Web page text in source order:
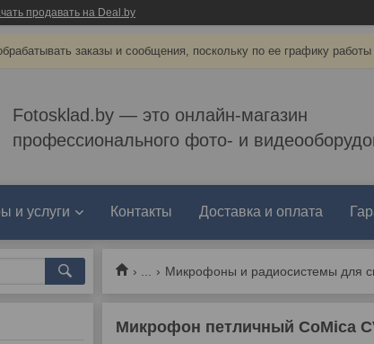
продавать на Deal.by
заказы и сообщения, поскольку по ее графику
Fotosklad.by — это онлайн-магазин
профессионального фото- и
и услуги Контакты Доставка и оплата
Микрофоны и радиосистемы для
Микрофон петличный CoMica